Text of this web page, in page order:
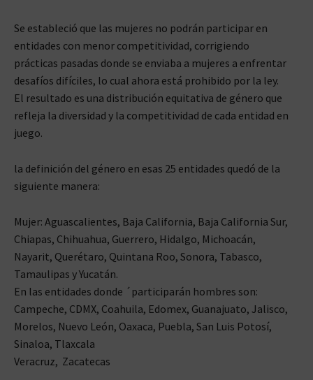
Se estableció que las mujeres no podrán participar en
entidades con menor competitividad, corrigiendo
prácticas pasadas donde se enviaba a mujeres a enfrentar
desafíos difíciles, lo cual ahora está prohibido por la ley.
El resultado es una distribución equitativa de género que
refleja la diversidad y la competitividad de cada entidad en
juego.
la definición del género en esas 25 entidades quedó de la
siguiente manera:
Mujer: Aguascalientes, Baja California, Baja California Sur,
Chiapas, Chihuahua, Guerrero, Hidalgo, Michoacán,
Nayarit, Querétaro, Quintana Roo, Sonora, Tabasco,
Tamaulipas y Yucatán.
En las entidades donde ´participarán hombres son:
Campeche, CDMX, Coahuila, Edomex, Guanajuato, Jalisco,
Morelos, Nuevo León, Oaxaca, Puebla, San Luis Potosí,
Sinaloa, Tlaxcala
Veracruz, Zacatecas